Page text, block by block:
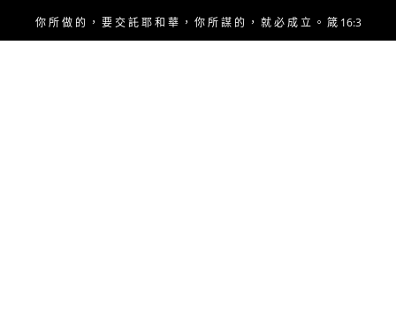
你 所 做 的 ， 要 交 託 耶 和 華 ， 你 所 謀 的 ， 就 必 成 立 。 箴 16:3